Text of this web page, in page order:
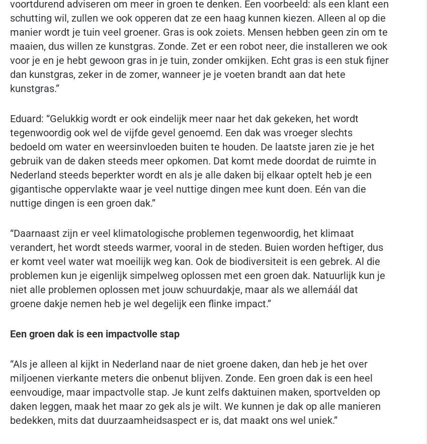
voortdurend adviseren om meer in groen te denken. Een voorbeeld: als een klant een
schutting wil, zullen we ook opperen dat ze een haag kunnen kiezen. Alleen al op die
manier wordt je tuin veel groener. Gras is ook zoiets. Mensen hebben geen zin om te
maaien, dus willen ze kunstgras. Zonde. Zet er een robot neer, die installeren we ook
voor je en je hebt gewoon gras in je tuin, zonder omkijken. Echt gras is een stuk fijner
dan kunstgras, zeker in de zomer, wanneer je je voeten brandt aan dat hete
kunstgras.”
Eduard: “Gelukkig wordt er ook eindelijk meer naar het dak gekeken, het wordt
tegenwoordig ook wel de vijfde gevel genoemd. Een dak was vroeger slechts
bedoeld om water en weersinvloeden buiten te houden. De laatste jaren zie je het
gebruik van de daken steeds meer opkomen. Dat komt mede doordat de ruimte in
Nederland steeds beperkter wordt en als je alle daken bij elkaar optelt heb je een
gigantische oppervlakte waar je veel nuttige dingen mee kunt doen. Eén van die
nuttige dingen is een groen dak.”
“Daarnaast zijn er veel klimatologische problemen tegenwoordig, het klimaat
verandert, het wordt steeds warmer, vooral in de steden. Buien worden heftiger, dus
er komt veel water wat moeilijk weg kan. Ook de biodiversiteit is een gebrek. Al die
problemen kun je eigenlijk simpelweg oplossen met een groen dak. Natuurlijk kun je
niet alle problemen oplossen met jouw schuurdakje, maar als we allemáál dat
groene dakje nemen heb je wel degelijk een flinke impact.”
Een groen dak is een impactvolle stap
“Als je alleen al kijkt in Nederland naar de niet groene daken, dan heb je het over
miljoenen vierkante meters die onbenut blijven. Zonde. Een groen dak is een heel
eenvoudige, maar impactvolle stap. Je kunt zelfs daktuinen maken, sportvelden op
daken leggen, maak het maar zo gek als je wilt. We kunnen je dak op alle manieren
bedekken, mits dat duurzaamheidsaspect er is, dat maakt ons wel uniek.”